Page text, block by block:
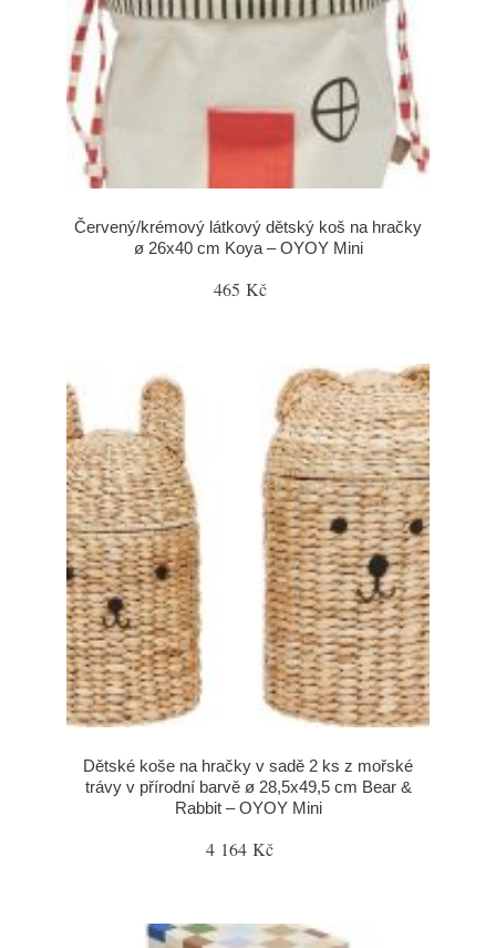
Červený/krémový látkový dětský koš na hračky
ø 26x40 cm Koya – OYOY Mini
465 Kč
Dětské koše na hračky v sadě 2 ks z mořské
trávy v přírodní barvě ø 28,5x49,5 cm Bear &
Rabbit – OYOY Mini
4 164 Kč